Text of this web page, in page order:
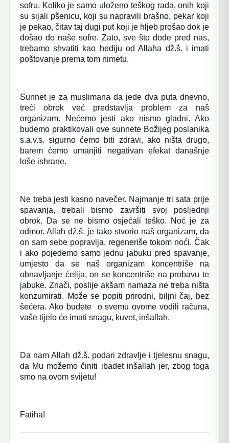
sofru. Koliko je samo uloženo teškog rada, onih koji
su sijali pšenicu, koji su napravili brašno, pekar koji
je pekao, čitav taj dugi put koji je hljeb prošao dok je
došao do naše sofre. Zato, sve što dođe pred nas,
trebamo shvatiti kao hediju od Allaha dž.š. i imati
poštovanje prema tom nimetu.
Sunnet je za muslimana da jede dva puta dnevno,
treći obrok već predstavlja problem za naš
organizam. Nećemo jesti ako nismo gladni. Ako
budemo praktikovali ove sunnete Božijeg poslanika
s.a.v.s. sigurno ćemo biti zdravi, ako ništa drugo,
barem ćemo umanjiti negativan efekat današnje
loše ishrane.
Ne treba jesti kasno navečer. Najmanje tri sata prije
spavanja, trebali bismo završiti svoj posljednji
obrok. Da se ne bismo osjećali teško. Noć je za
odmor. Allah dž.š. je tako stvorio naš organizam, da
on sam sebe popravlja, regeneriše tokom noći. Čak
i ako pojedemo samo jednu jabuku pred spavanje,
umjesto da se naš organizam koncentriše na
obnavljanje ćelija, on se koncentriše na probavu te
jabuke. Znači, poslije akšam namaza ne treba ništa
konzumirati. Može se popiti prirodni, biljni čaj, bez
šećera. Ako budete o svemu ovome vodili računa,
vaše tijelo će imati snagu, kuvet, inšallah.
Da nam Allah dž.š. podari zdravlje i tjelesnu snagu,
da Mu možemo činiti ibadet inšallah jer, zbog toga
smo na ovom svijetu!
Fatiha!